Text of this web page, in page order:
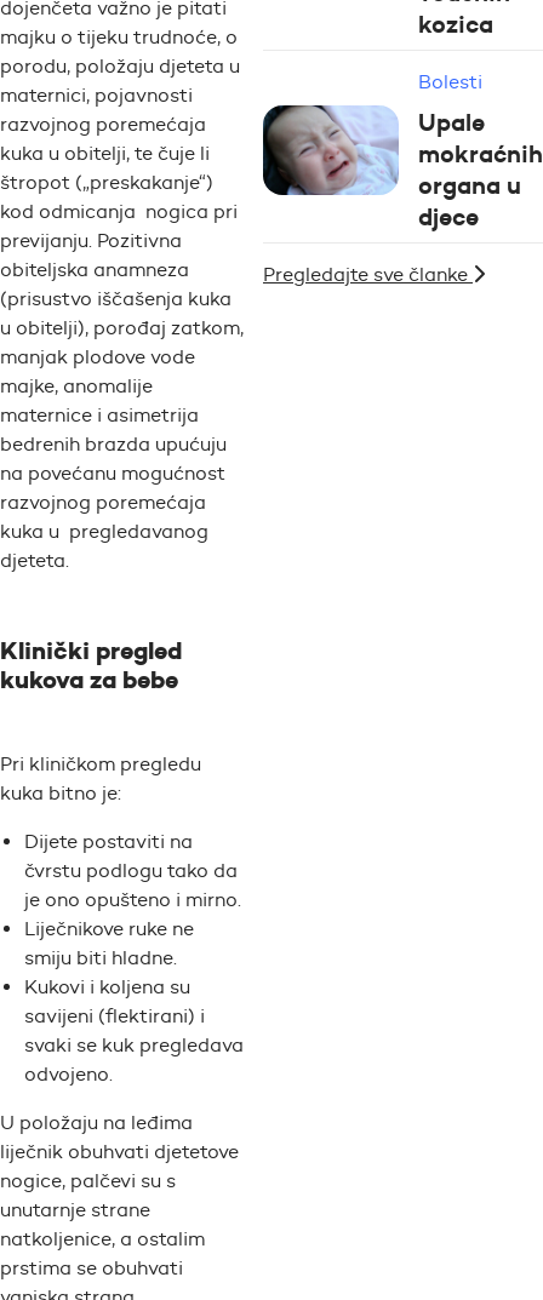
dojenčeta važno je pitati
majku o tijeku trudnoće, o
porodu, položaju djeteta u
maternici, pojavnosti
razvojnog poremećaja
kuka u obitelji, te čuje li
štropot („preskakanje“)
kod odmicanja nogica pri
previjanju. Pozitivna
obiteljska anamneza
(prisustvo iščašenja kuka
u obitelji), porođaj zatkom,
manjak plodove vode
majke, anomalije
maternice i asimetrija
bedrenih brazda upućuju
na povećanu mogućnost
razvojnog poremećaja
kuka u pregledavanog
djeteta.
Klinički pregled
kukova za bebe
Pri kliničkom pregledu
kuka bitno je:
Dijete postaviti na
čvrstu podlogu tako da
je ono opušteno i mirno.
Liječnikove ruke ne
smiju biti hladne.
Kukovi i koljena su
savijeni (flektirani) i
svaki se kuk pregledava
odvojeno.
U položaju na leđima
liječnik obuhvati djetetove
nogice, palčevi su s
unutarnje strane
natkoljenice, a ostalim
prstima se obuhvati
kozica
Bolesti
Upale
mokraćnih
organa u
djece
Pregledajte sve članke